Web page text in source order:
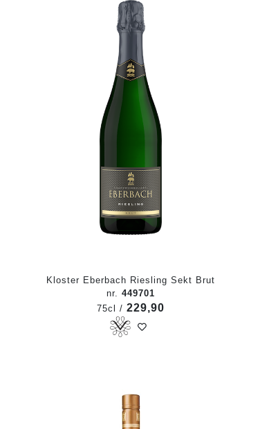
Kloster Eberbach Riesling Sekt Brut
nr.449701
75cl / 229,90